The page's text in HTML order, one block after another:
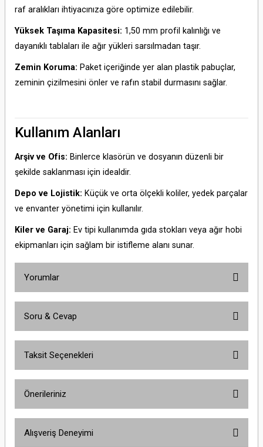
raf aralıkları ihtiyacınıza göre optimize edilebilir.
Yüksek Taşıma Kapasitesi: 1,50 mm profil kalınlığı ve
dayanıklı tablaları ile ağır yükleri sarsılmadan taşır.
Zemin Koruma: Paket içeriğinde yer alan plastik pabuçlar,
zeminin çizilmesini önler ve rafın stabil durmasını sağlar.
Kullanım Alanları
Arşiv ve Ofis: Binlerce klasörün ve dosyanın düzenli bir
şekilde saklanması için idealdir.
Depo ve Lojistik: Küçük ve orta ölçekli koliler, yedek parçalar
ve envanter yönetimi için kullanılır.
Kiler ve Garaj: Ev tipi kullanımda gıda stokları veya ağır hobi
ekipmanları için sağlam bir istifleme alanı sunar.
Yorumlar
Soru & Cevap
Taksit Seçenekleri
Önerileriniz
yetersiz gördüğünüz noktaları öneri formunu kullanarak tarafımıza
Alışveriş Deneyimi